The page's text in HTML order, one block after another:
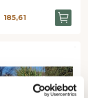
185,61